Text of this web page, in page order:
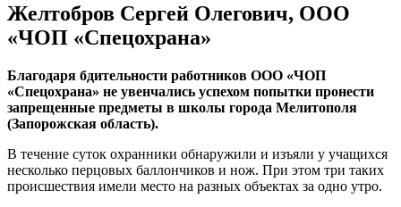
Желтобров Сергей Олегович, ООО
«ЧОП «Спецохрана»
Благодаря бдительности работников ООО «ЧОП
«Спецохрана» не увенчались успехом попытки пронести
запрещенные предметы в школы города Мелитополя
(Запорожская область).
В течение суток охранники обнаружили и изъяли у учащихся
несколько перцовых баллончиков и нож. При этом три таких
происшествия имели место на разных объектах за одно утро.